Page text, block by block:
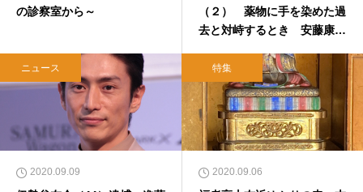
の診察室から～
（２） 薬物に手を染めた過
去と対峙するとき 安藤康雄
ニュース
2020.09.09
特集
2020.09.06